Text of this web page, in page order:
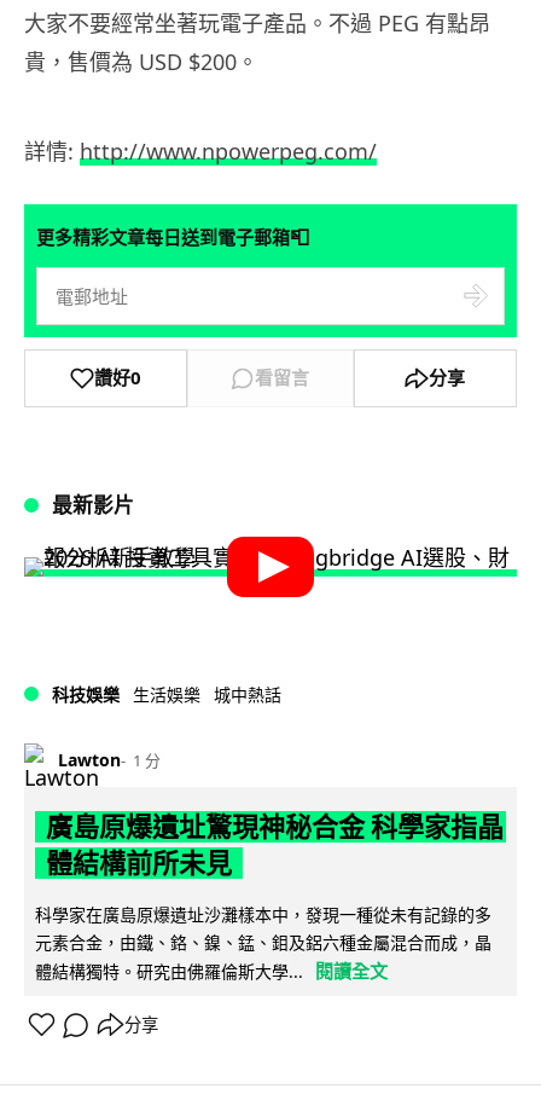
大家不要經常坐著玩電子產品。不過 PEG 有點昂
貴，售價為 USD $200。
詳情: http://www.npowerpeg.com/
更多精彩文章每日送到電子郵箱📮
讚好0 看留言 分享
最新影片
科技娛樂 生活娛樂 城中熱話
Lawton 1 分
廣島原爆遺址驚現神秘合金 科學家指晶
體結構前所未見
科學家在廣島原爆遺址沙灘樣本中，發現一種從未有記錄的多
元素合金，由鐵、鉻、鎳、錳、鉬及鋁六種金屬混合而成，晶
體結構獨特。研究由佛羅倫斯大學...
閱讀全文
分享